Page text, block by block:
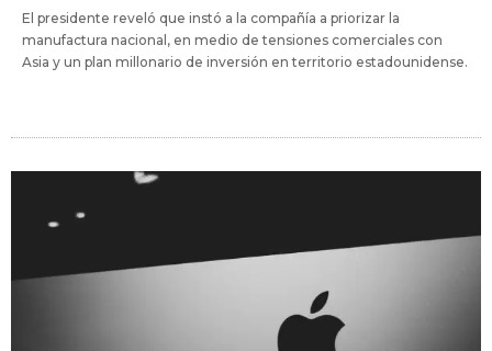
El presidente reveló que instó a la compañía a priorizar la
manufactura nacional, en medio de tensiones comerciales con
Asia y un plan millonario de inversión en territorio estadounidense.